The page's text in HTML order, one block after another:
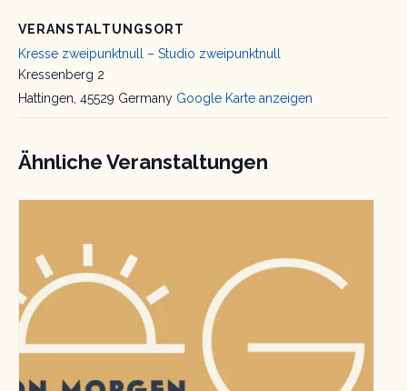
VERANSTALTUNGSORT
Kresse zweipunktnull – Studio zweipunktnull
Kressenberg 2
Hattingen, 45529 Germany Google Karte anzeigen
Ähnliche Veranstaltungen